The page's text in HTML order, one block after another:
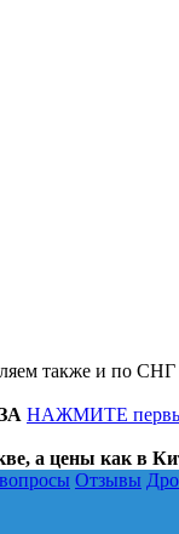
также и по СНГ
НАЖМИТЕ
а цены как в
Отзывы